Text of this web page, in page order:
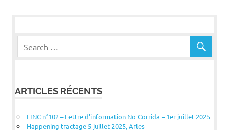
ARTICLES RÉCENTS
LINC n°102 – Lettre d’information No Corrida – 1er juillet 2025
Happening tractage 5 juillet 2025, Arles